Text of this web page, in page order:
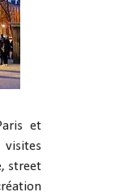
et
street